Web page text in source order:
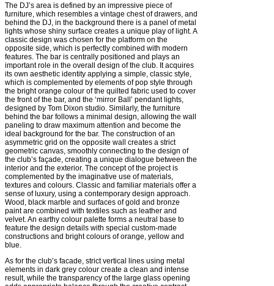
The DJ’s area is defined by an impressive piece of
furniture, which resembles a vintage chest of drawers, and
behind the DJ, in the background there is a panel of metal
lights whose shiny surface creates a unique play of light. A
classic design was chosen for the platform on the
opposite side, which is perfectly combined with modern
features. The bar is centrally positioned and plays an
important role in the overall design of the club. It acquires
its own aesthetic identity applying a simple, classic style,
which is complemented by elements of pop style through
the bright orange colour of the quilted fabric used to cover
the front of the bar, and the ‘mirror Ball’ pendant lights,
designed by Tom Dixon studio. Similarly, the furniture
behind the bar follows a minimal design, allowing the wall
paneling to draw maximum attention and become the
ideal background for the bar. The construction of an
asymmetric grid on the opposite wall creates a strict
geometric canvas, smoothly connecting to the design of
the club’s façade, creating a unique dialogue between the
interior and the exterior. The concept of the project is
complemented by the imaginative use of materials,
textures and colours. Classic and familiar materials offer a
sense of luxury, using a contemporary design approach.
Wood, black marble and surfaces of gold and bronze
paint are combined with textiles such as leather and
velvet. An earthy colour palette forms a neutral base to
feature the design details with special custom-made
constructions and bright colours of orange, yellow and
blue.
As for the club’s facade, strict vertical lines using metal
elements in dark grey colour create a clean and intense
result, while the transparency of the large glass opening